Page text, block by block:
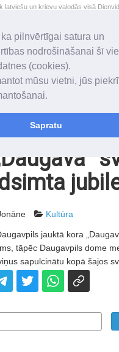
ka pilnvērtīgai satura un
nodrošināšanai šī
(cookies).
mūsu vietni, jūs
Sapratu
latviešu un krievu valodās visā
valodā aptver Daugavpils
Kultūra
jauktā kora
tāpēc Daugavpils dome
sapulcinātu kopā šajos